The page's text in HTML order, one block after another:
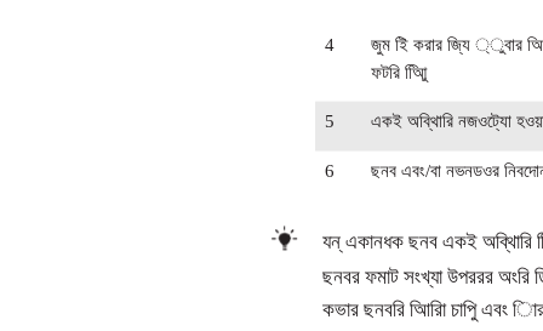
4
জুম ইি করার জি্য ্ুবার
ফটরি আিুি
5 একই অব্থিারি নজওট্যাে
6 ছনব এবং/বা নভনডওর
যন্ একানধক ছনব একই অব্থিারি
ছনবর ফমাট সংখ্যা উপররর
কভার ছনবরি আিরিা চাপুি এবং